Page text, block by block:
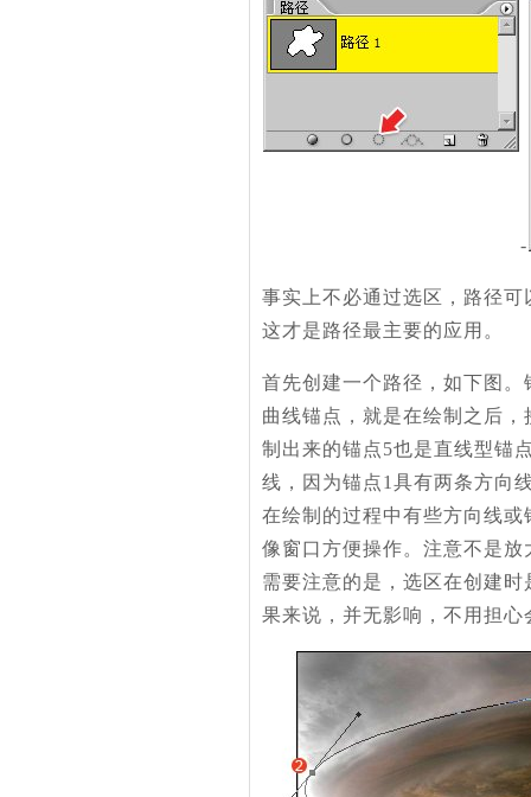
-
事实上不必通过选区，路径
这才是路径最主要的应用。
首先创建一个路径，如下图
曲线锚点，就是在绘制之后
制出来的锚点5也是直线型锚
线，因为锚点1具有两条方向
在绘制的过程中有些方向线
像窗口方便操作。注意不是
需要注意的是，选区在创建
果来说，并无影响，不用担